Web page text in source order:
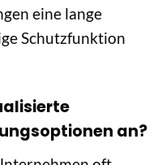
eine lange
Schutzfunktion
an?